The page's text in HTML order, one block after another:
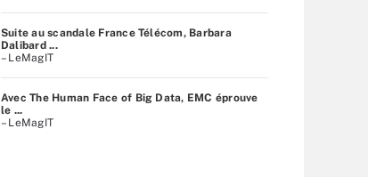
Suite au scandale France Télécom, Barbara
Dalibard ...
– LeMagIT
Avec The Human Face of Big Data, EMC éprouve
le ...
– LeMagIT